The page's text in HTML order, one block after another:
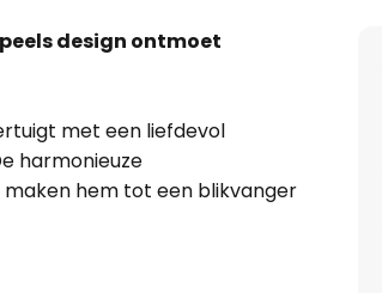
design ontmoet
met een liefdevol
harmonieuze
hem tot een blikvanger
kunststof en combineert